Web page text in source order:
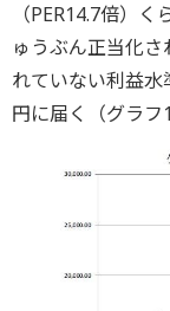
（PER14.7倍）
ゅうぶん正当化
れていない利益
円に届く（グラフ